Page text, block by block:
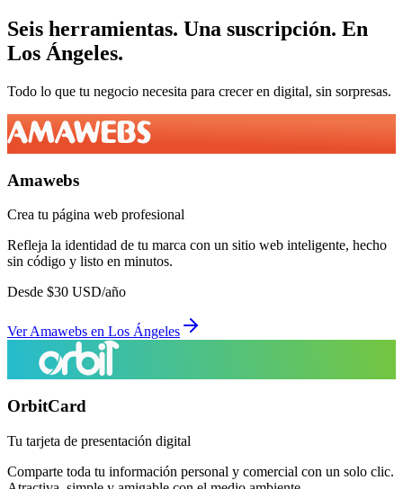
Seis herramientas. Una suscripción. En
Los Ángeles.
Todo lo que tu negocio necesita para crecer en digital, sin sorpresas.
Amawebs
Crea tu página web profesional
Refleja la identidad de tu marca con un sitio web inteligente, hecho
sin código y listo en minutos.
Desde $30 USD/año
VerAmawebs en Los Ángeles
OrbitCard
Tu tarjeta de presentación digital
Comparte toda tu información personal y comercial con un solo clic.